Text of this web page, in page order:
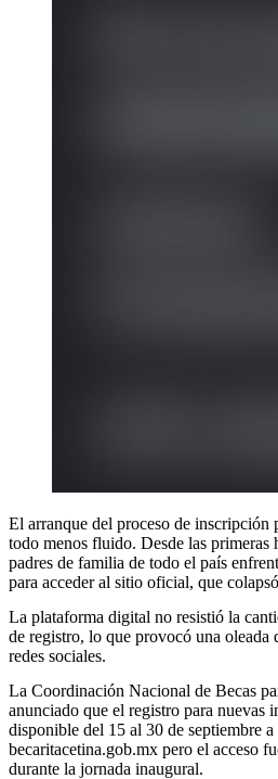
El arranque del proceso de inscripción
todo menos fluido. Desde las primeras
padres de familia de todo el país
para acceder al sitio oficial, que
La plataforma digital no resistió la
de registro, lo que provocó una oleada
redes sociales.
La Coordinación Nacional de Becas
anunciado que el registro para nuevas
disponible del 15 al 30 de septiembre
becaritacetina.gob.mx pero el acceso
durante la jornada inaugural.